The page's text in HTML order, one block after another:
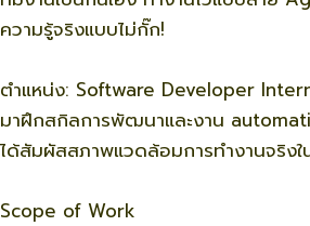
ความรู้จริงแบบไม่กั๊ก!
ตำแหน่ง: Software Developer
มาฝึกสกิลการพัฒนาและงาน
ได้สัมผัสสภาพแวดล้อมการทำงานจริง
Scope of Work